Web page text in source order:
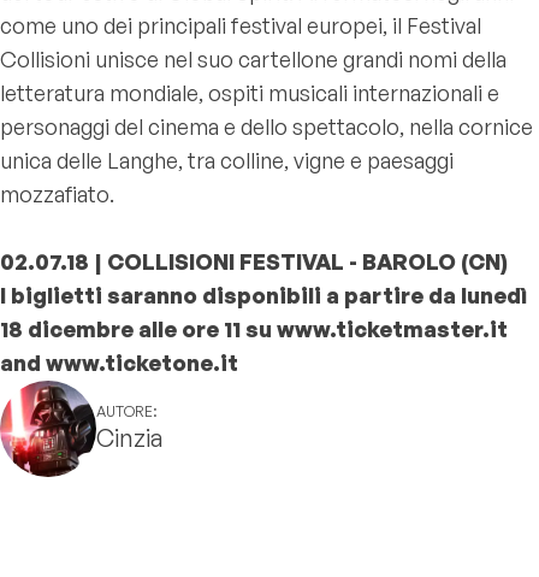
come uno dei principali festival europei, il Festival
Collisioni unisce nel suo cartellone grandi nomi della
letteratura mondiale, ospiti musicali internazionali e
personaggi del cinema e dello spettacolo, nella cornice
unica delle Langhe, tra colline, vigne e paesaggi
mozzafiato.
02.07.18 | COLLISIONI FESTIVAL - BAROLO (CN)
I biglietti saranno disponibili a partire da lunedì
18 dicembre alle ore 11 su www.ticketmaster.it
and www.ticketone.it
AUTORE:
Cinzia